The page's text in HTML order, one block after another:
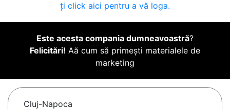
ți click aici pentru a vă loga.
Este acesta compania dumneavoastră?
Felicitări! Aă cum să primești materialele de
marketing
Cluj-Napoca